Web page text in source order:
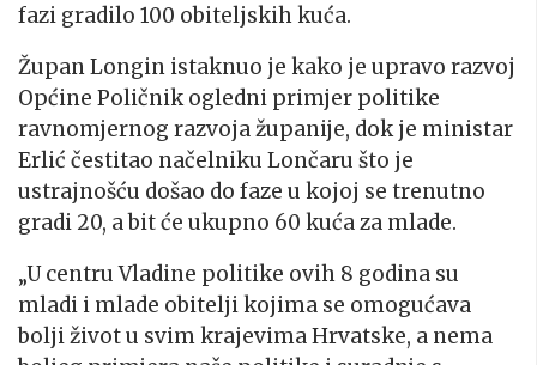
fazi gradilo 100 obiteljskih kuća.
Župan Longin istaknuo je kako je upravo razvoj
Općine Poličnik ogledni primjer politike
ravnomjernog razvoja županije, dok je ministar
Erlić čestitao načelniku Lončaru što je
ustrajnošću došao do faze u kojoj se trenutno
gradi 20, a bit će ukupno 60 kuća za mlade.
„U centru Vladine politike ovih 8 godina su
mladi i mlade obitelji kojima se omogućava
bolji život u svim krajevima Hrvatske, a nema